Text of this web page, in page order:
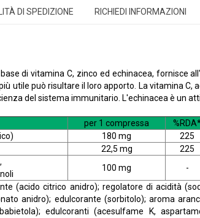
DI SPEDIZIONE RICHIEDI INFORMAZIONI
di vitamina C, zinco ed echinacea, fornisce
utile può risultare il loro apporto. La vitamina
del sistema immunitario. L'echinacea è un
per 1 compressa
180 mg
225
22,5 mg
225
100 mg
-
(acido citrico anidro); regolatore di acidità
anidro); edulcorante (sorbitolo); aroma
edulcoranti (acesulfame K,